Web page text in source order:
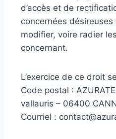
d’accès et de
concernées désireuses
modifier, voire radier
concernant.
L’exercice de ce droit
Code postal :
vallauris – 06400
Courriel :